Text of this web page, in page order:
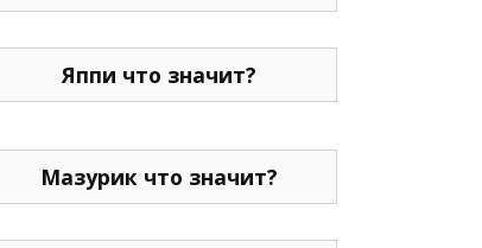
Яппи что значит?
Мазурик что значит?